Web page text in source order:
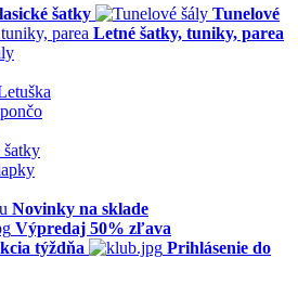
šatky
Tunelové
Letné šatky, tuniky, parea
Novinky na sklade
Výpredaj 50% zľava
týždňa
Prihlásenie do